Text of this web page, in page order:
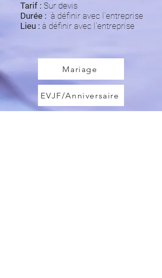
Tarif : Sur devis
Durée : ​ à définir avec l'entreprise
Lieu : à définir avec l'entreprise
Mariage
EVJF/Anniversaire